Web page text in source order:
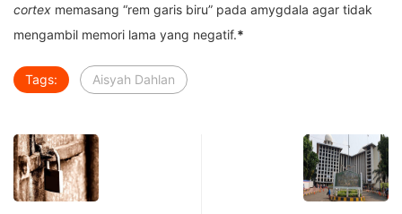
cortex memasang “rem garis biru” pada amygdala agar tidak
mengambil memori lama yang negatif.*
Tags: Aisyah Dahlan